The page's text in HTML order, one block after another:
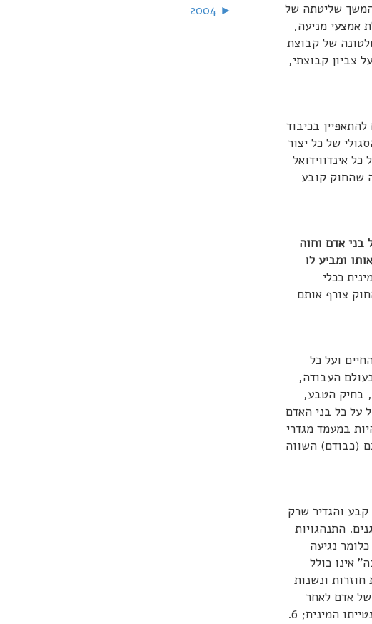
המשך שליטתה של
אמצעי מניעה,
של קבוצת
צביון קבוצתי,
בכיבוד
של כל יצור
אינדווידואל
שהחוק קובע
בני אדם וחוה
ומביע לו
ככלי
צורף אותם
ועל כל
העבודה,
בחיק הטבע,
על כל בני האדם
במעמד מגדרי
(כבודם) השווה
והגדיר שרק
התנהגויות
חוק העונשין); 2. "מעשה מגונה", כלומר נגיעה
אינו כולל
של הנחדרת, היא אונס); 3. הצעות מיניות חוזרות ונשנות
למיניותו של אדם לאחר
שהוא הראה שאינו מעוניין בהן, או תוך ניצול יחסי מרות; 5. ביזוי והשפלה של אדם ביחס למינו, מיניותו או נטייתו המינית; 6.
►
2004